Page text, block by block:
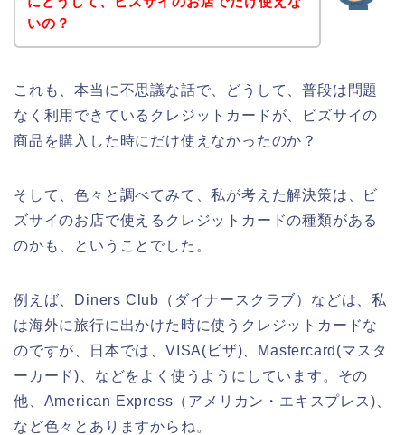
いの？
これも、本当に不思議な話で、どうして、普段は問題
なく利用できているクレジットカードが、ビズサイの
商品を購入した時にだけ使えなかったのか？
そして、色々と調べてみて、私が考えた解決策は、ビ
ズサイのお店で使えるクレジットカードの種類がある
のかも、ということでした。
例えば、Diners Club（ダイナースクラブ）などは、私
は海外に旅行に出かけた時に使うクレジットカードな
のですが、日本では、VISA(ビザ)、Mastercard(マスタ
ーカード)、などをよく使うようにしています。その
他、American Express（アメリカン・エキスプレス)、
など色々とありますからね。